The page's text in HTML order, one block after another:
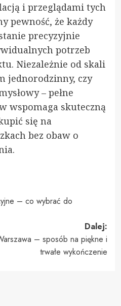
i przeglądami tych
pewność, że każdy
precyzyjnie
potrzeb
Niezależnie od skali
jednorodzinny, czy
– pełne
wspomaga skuteczną
się na
bez obaw o
– co wybrać do
Dalej:
– sposób na piękne i
trwałe wykończenie